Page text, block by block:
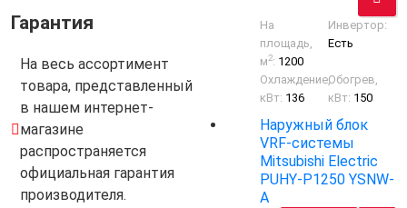
Гарантия
На весь ассортимент
товара, представленный
в нашем интернет-
магазине
распространяется
официальная гарантия
производителя.
На
площадь,
м2: 1200
Инвертор:
Есть
Охлаждение,
кВт: 136
Обогрев,
кВт: 150
Наружный блок
VRF-системы
Mitsubishi Electric
PUHY-P1250 YSNW-
A